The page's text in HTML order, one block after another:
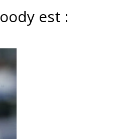
est :